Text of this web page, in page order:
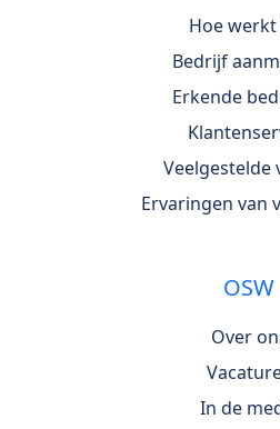
Hoe
Bedrijf
Erkende
Veelgestelde
Ervaringen van
OSW
Over
In de